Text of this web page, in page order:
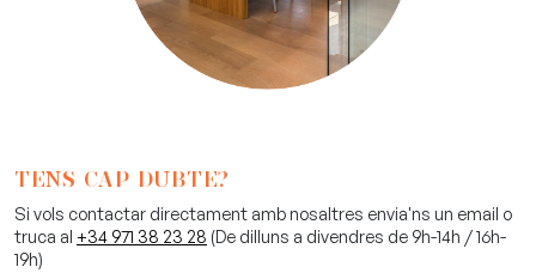
TENS CAP DUBTE?
Si vols contactar directament amb nosaltres envia'ns un email o
truca al +34 971 38 23 28 (De dilluns a divendres de 9h-14h / 16h-
19h)